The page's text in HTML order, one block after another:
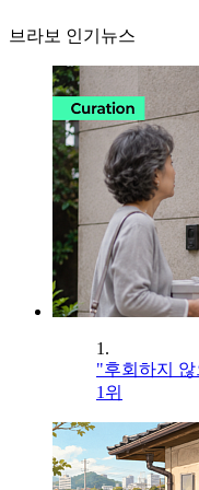
브라보 인기뉴스
1.
"후회하지
1위